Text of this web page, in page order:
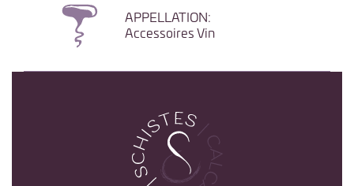
APPELLATION:
Accessoires Vin